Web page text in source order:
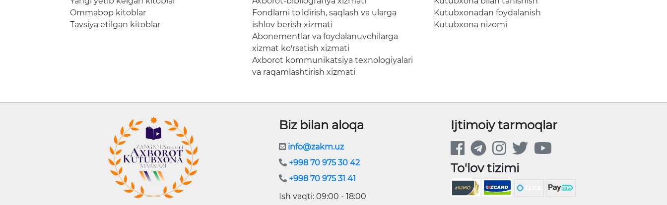
Ommabop kitoblar
Tavsiya etilgan kitoblar
Fondlarni to'ldirish, saqlash va ularga
ishlov berish xizmati
Abonementlar va foydalanuvchilarga
xizmat ko'rsatish xizmati
Axborot kommunikatsiya texnologiyalari
va raqamlashtirish xizmati
Kutubxonadan foydalanish
Kutubxona nizomi
Biz bilan aloqa
info@zakm.uz
+998 70 975 30 42
+998 70 975 31 41
Ish vaqti: 09:00 - 18:00
Ijtimoiy tarmoqlar
To'lov tizimi